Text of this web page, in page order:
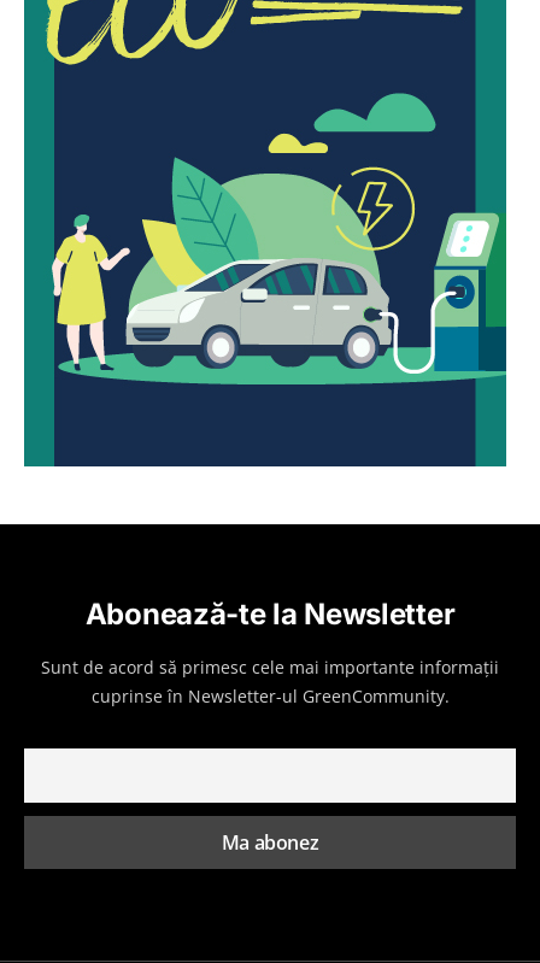
Abonează-te la Newsletter
Sunt de acord să primesc cele mai importante informații
cuprinse în Newsletter-ul GreenCommunity.